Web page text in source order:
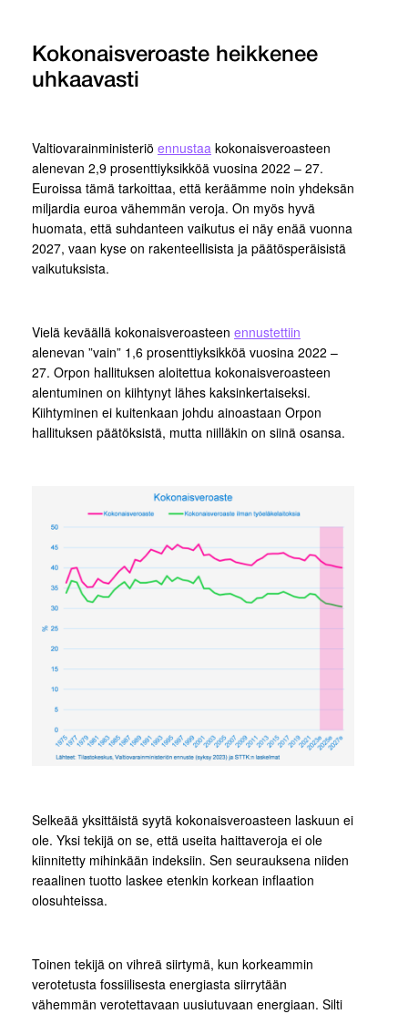
Kokonaisveroaste heikkenee
uhkaavasti
Valtiovarainministeriö ennustaa kokonaisveroasteen
alenevan 2,9 prosenttiyksikköä vuosina 2022 – 27.
Euroissa tämä tarkoittaa, että keräämme noin yhdeksän
miljardia euroa vähemmän veroja. On myös hyvä
huomata, että suhdanteen vaikutus ei näy enää vuonna
2027, vaan kyse on rakenteellisista ja päätösperäisistä
vaikutuksista.
Vielä keväällä kokonaisveroasteen ennustettiin
alenevan ”vain” 1,6 prosenttiyksikköä vuosina 2022 –
27. Orpon hallituksen aloitettua kokonaisveroasteen
alentuminen on kiihtynyt lähes kaksinkertaiseksi.
Kiihtyminen ei kuitenkaan johdu ainoastaan Orpon
hallituksen päätöksistä, mutta niilläkin on siinä osansa.
Selkeää yksittäistä syytä kokonaisveroasteen laskuun ei
ole. Yksi tekijä on se, että useita haittaveroja ei ole
kiinnitetty mihinkään indeksiin. Sen seurauksena niiden
reaalinen tuotto laskee etenkin korkean inflaation
olosuhteissa.
Toinen tekijä on vihreä siirtymä, kun korkeammin
verotetusta fossiilisesta energiasta siirrytään
vähemmän verotettavaan uusiutuvaan energiaan. Silti